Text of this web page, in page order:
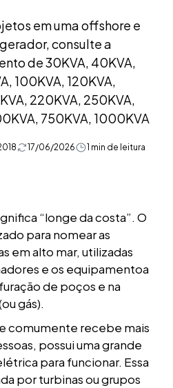
em uma offshore e
consulte a
de 30KVA, 40KVA,
100KVA, 120KVA,
220KVA, 250KVA,
750KVA, 1000KVA
17/06/2026 1 min de leitura
“longe da costa”. O
para nomear as
em alto mar, utilizadas
e os equipamentoa
de poços e na
gás).
comumente recebe mais
possui uma grande
para funcionar. Essa
por turbinas ou grupos